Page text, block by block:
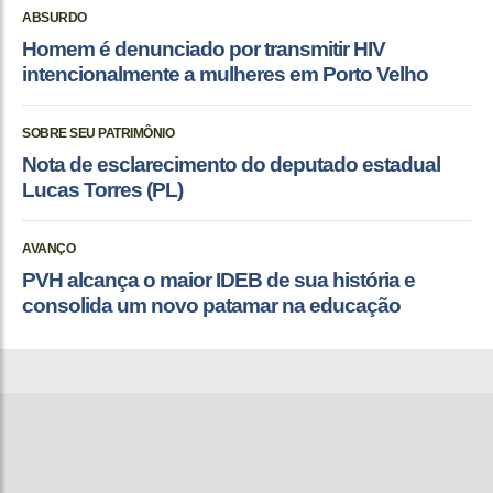
ABSURDO
Homem é denunciado por transmitir HIV
intencionalmente a mulheres em Porto Velho
SOBRE SEU PATRIMÔNIO
Nota de esclarecimento do deputado estadual
Lucas Torres (PL)
AVANÇO
PVH alcança o maior IDEB de sua história e
consolida um novo patamar na educação